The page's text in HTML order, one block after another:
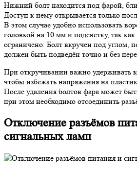
Нижний болт находится под фарой,
Доступ к нему открывается только
В этом случае удобно использовать
головкой на 10 мм и подсветку, так как
ограничено. Болт вкручен под углом,
должен быть подведён точно и без
При откручивании важно удерживать
чтобы избежать напряжения на
После удаления болтов фара может
при этом необходимо отсоединить
Отключение разъёмов
сигнальных ламп